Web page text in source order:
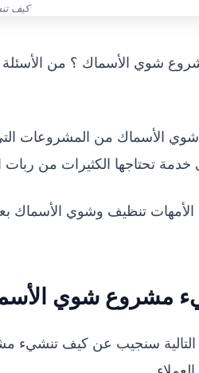
كيف
شوي الأسماك ؟ من الأسئلة
الأسماك من المشروعات التي
تحتاجها الكثيرات من ربات
تنظيف وشوي الأسماك
مشروع شوي
سنجيب عن كيف تنشيء